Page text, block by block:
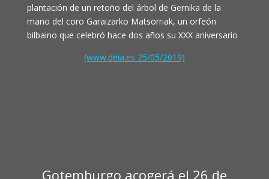
plantación de un retoño del árbol de Gernika de la
mano del coro Garaizarko Matsorriak, un orfeón
bilbaino que celebró hace dos años su XXX aniversario
(www.deia.es 25/05/2019)
Gotemburgo acogerá el 26 de